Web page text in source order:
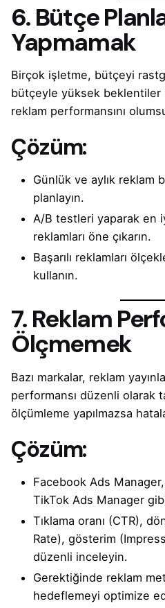
6. Bütçe
Yapmamak
Birçok işletme, bütçeyi
bütçeyle yüksek beklentiler
reklam performansını
Çözüm:
Günlük ve aylık reklam
planlayın.
A/B testleri yaparak en
reklamları öne çıkarın.
Başarılı reklamları
kullanın.
7. Reklam
Ölçmemek
Bazı markalar, reklam
performansı düzenli olarak
ölçümleme yapılmazsa
Çözüm:
Facebook Ads
TikTok Ads Manager
Tıklama oranı (CTR),
Rate), gösterim
düzenli inceleyin.
Gerektiğinde reklam
hedeflemeyi optimize